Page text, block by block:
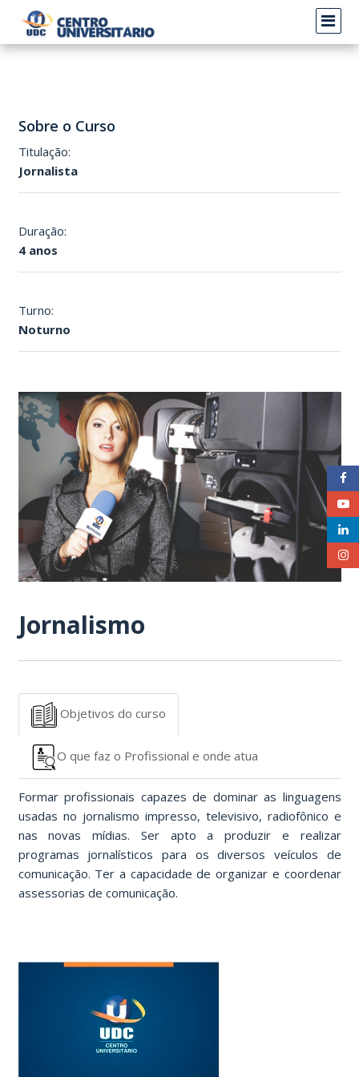
Sobre o Curso
Titulação:
Jornalista
Duração:
4 anos
Turno:
Noturno
Jornalismo
Objetivos do curso
O que faz o Profissional e onde atua
Formar profissionais capazes de dominar as linguagens
usadas no jornalismo impresso, televisivo, radiofônico e
nas novas mídias. Ser apto a produzir e realizar
programas jornalísticos para os diversos veículos de
comunicação. Ter a capacidade de organizar e coordenar
assessorias de comunicação.